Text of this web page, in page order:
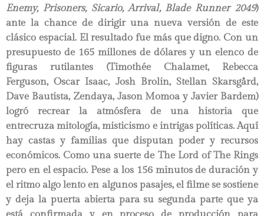
Enemy, Prisoners, Sicario, Arrival, Blade Runner 2049)
ante la chance de dirigir una nueva versión de este
clásico espacial. El resultado fue más que digno. Con un
presupuesto de 165 millones de dólares y un elenco de
figuras rutilantes (Timothée Chalamet, Rebecca
Ferguson, Oscar Isaac, Josh Brolin, Stellan Skarsgård,
Dave Bautista, Zendaya, Jason Momoa y Javier Bardem)
logró recrear la atmósfera de una historia que
entrecruza mitología, misticismo e intrigas políticas. Aquí
hay castas y familias que disputan poder y recursos
económicos. Como una suerte de The Lord of The Rings
pero en el espacio. Pese a los 156 minutos de duración y
el ritmo algo lento en algunos pasajes, el filme se sostiene
y deja la puerta abierta para su segunda parte que ya